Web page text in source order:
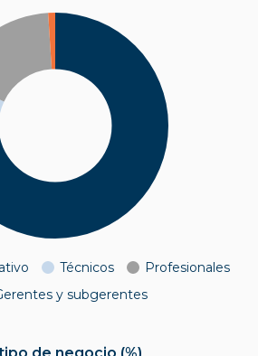
Técnicos
Profesionales
y subgerentes